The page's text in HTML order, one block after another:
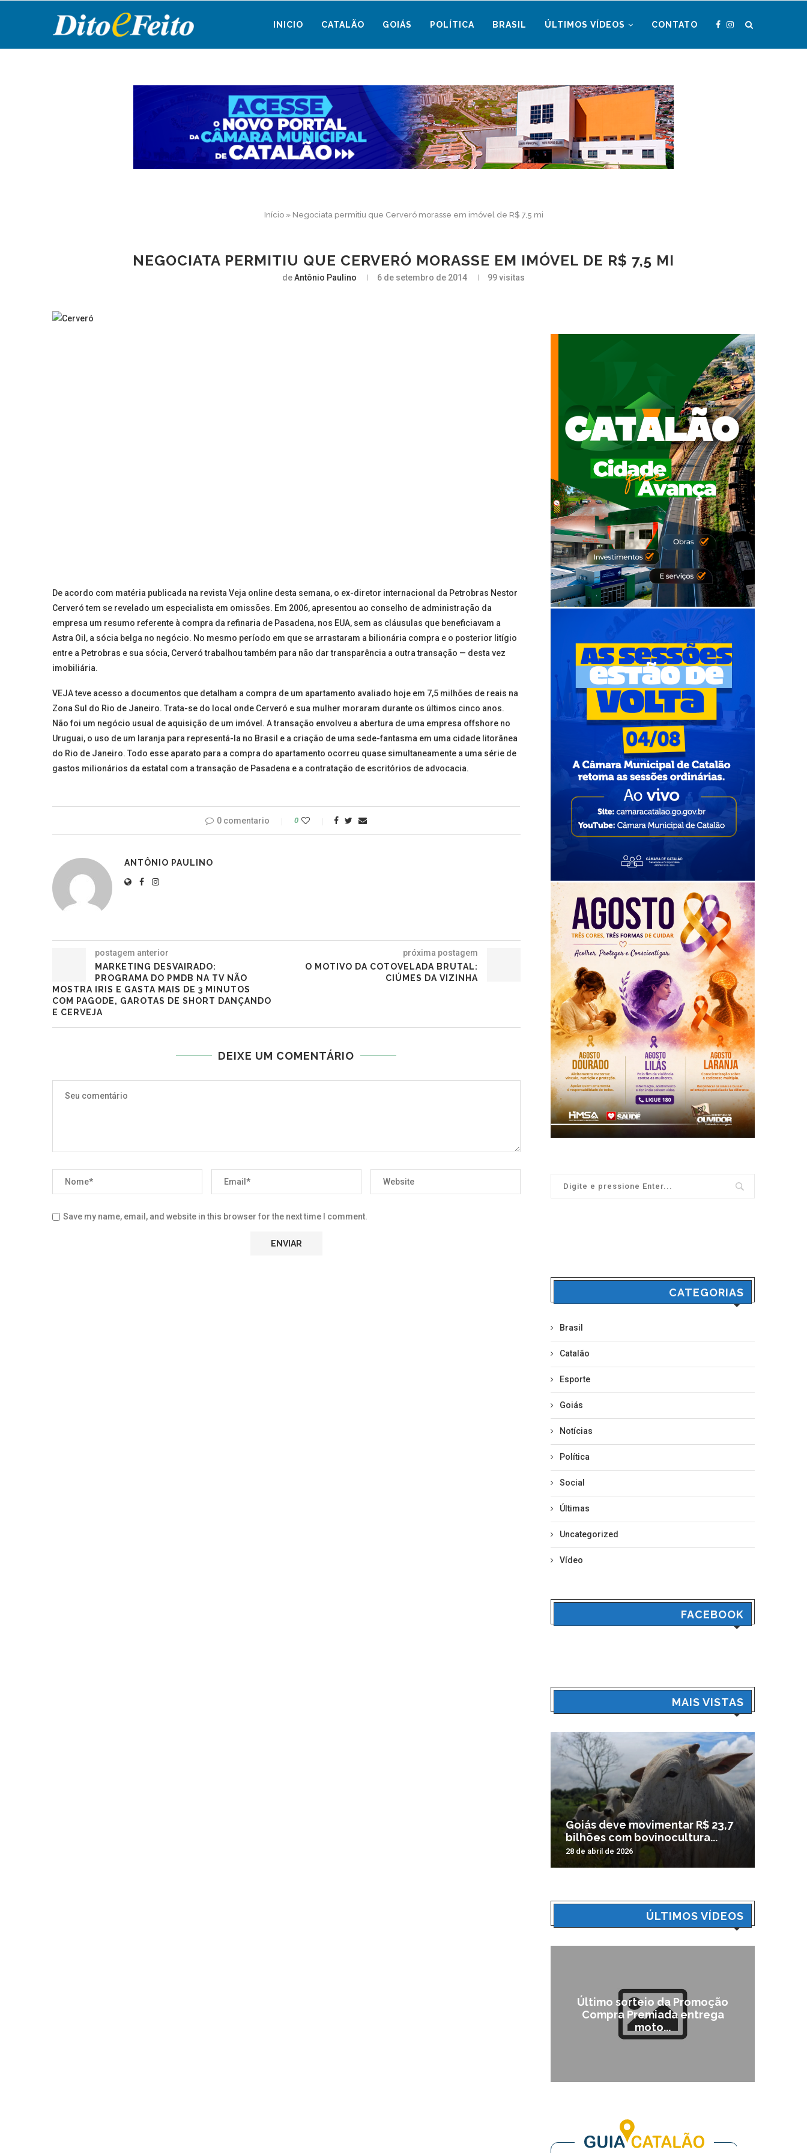
INICIO CATALÃO GOIÁS POLÍTICA BRASIL ÚLTIMOS VÍDEOS CONTATO
Início» Negociata permitiu que Cerveró morasse em imóvel de R$ 7,5 mi
NEGOCIATA PERMITIU QUE CERVERÓ MORASSE EM IMÓVEL DE R$ 7,5 MI
deAntônio Paulino 6 de setembro de 2014 99visitas
De acordo com matéria publicada na revista Veja online desta semana, o ex-diretor internacional da Petrobras Nestor
Cerveró tem se revelado um especialista em omissões. Em 2006, apresentou ao conselho de administração da
empresa um resumo referente à compra da refinaria de Pasadena, nos EUA, sem as cláusulas que beneficiavam a
Astra Oil, a sócia belga no negócio. No mesmo período em que se arrastaram a bilionária compra e o posterior litígio
entre a Petrobras e sua sócia, Cerveró trabalhou também para não dar transparência a outra transação — desta vez
imobiliária.
VEJA teve acesso a documentos que detalham a compra de um apartamento avaliado hoje em 7,5 milhões de reais na
Zona Sul do Rio de Janeiro. Trata-se do local onde Cerveró e sua mulher moraram durante os últimos cinco anos.
Não foi um negócio usual de aquisição de um imóvel. A transação envolveu a abertura de uma empresa offshore no
Uruguai, o uso de um laranja para representá-la no Brasil e a criação de uma sede-fantasma em uma cidade litorânea
do Rio de Janeiro. Todo esse aparato para a compra do apartamento ocorreu quase simultaneamente a uma série de
gastos milionários da estatal com a transação de Pasadena e a contratação de escritórios de advocacia.
0 comentario 0
ANTÔNIO PAULINO
postagem anterior
MARKETING DESVAIRADO:
PROGRAMA DO PMDB NA TV NÃO
MOSTRA IRIS E GASTA MAIS DE 3 MINUTOS
COM PAGODE, GAROTAS DE SHORT DANÇANDO
E CERVEJA
próxima postagem
O MOTIVO DA COTOVELADA BRUTAL:
CIÚMES DA VIZINHA
DEIXE UM COMENTÁRIO
Save my name, email, and website in this browser for the next time I comment.
CATEGORIAS
Brasil
Catalão
Esporte
Goiás
Notícias
Política
Social
Últimas
Uncategorized
Vídeo
FACEBOOK
MAIS VISTAS
Goiás deve movimentar R$ 23,7
bilhões com bovinocultura...
28 de abril de 2026
ÚLTIMOS VÍDEOS
Último sorteio da Promoção
Compra Premiada entrega
moto...